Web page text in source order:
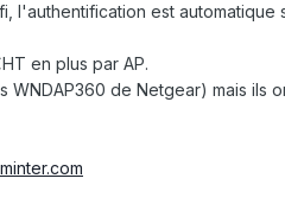
l'authentification est automatique
en plus par AP.
de Netgear) mais ils